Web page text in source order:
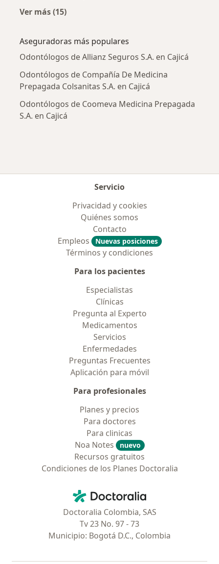
Ver más (15)
Aseguradoras más populares
Odontólogos de Allianz Seguros S.A. en Cajicá
Odontólogos de Compañía De Medicina
Prepagada Colsanitas S.A. en Cajicá
Odontólogos de Coomeva Medicina Prepagada
S.A. en Cajicá
Servicio
Privacidad y cookies
Quiénes somos
Contacto
Empleos
Nuevas posiciones
Términos y condiciones
Para los pacientes
Especialistas
Clínicas
Pregunta al Experto
Medicamentos
Servicios
Enfermedades
Preguntas Frecuentes
Aplicación para móvil
Para profesionales
Planes y precios
Para doctores
Para clinicas
Noa Notes
nuevo
Recursos gratuitos
Condiciones de los Planes Doctoralia
Doctoralia - Página de inicio
Doctoralia Colombia, SAS
Tv 23 No. 97 - 73
Municipio: Bogotá D.C., Colombia